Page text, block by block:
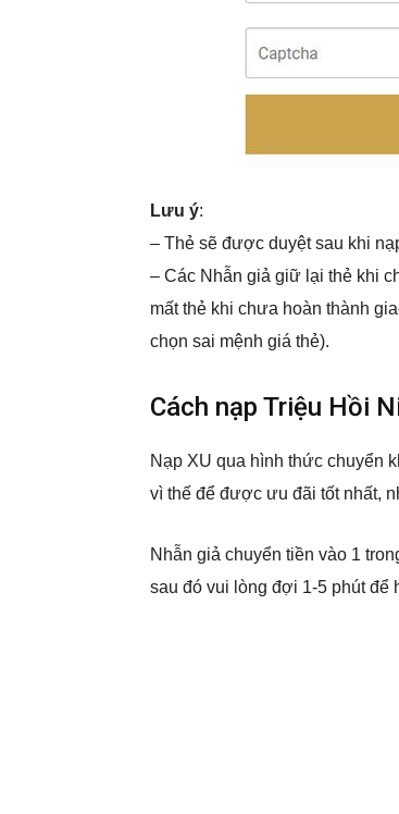
Lưu ý:
– Thẻ sẽ được duyệt sau khi
– Các Nhẫn giả giữ lại thẻ khi
mất thẻ khi chưa hoàn thành
chọn sai mệnh giá thẻ).
Cách nạp Triệu Hồi
Nạp XU qua hình thức chuyển
vì thế để được ưu đãi tốt nhất,
Nhẫn giả chuyển tiền vào 1
sau đó vui lòng đợi 1-5 phút để